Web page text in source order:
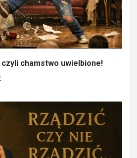
chamstwo uwielbione!